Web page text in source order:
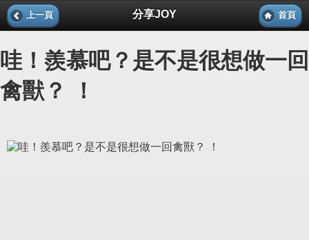
上一頁 分享JOY 首頁
哇！羨慕吧？是不是很想做一回
禽獸？ ！